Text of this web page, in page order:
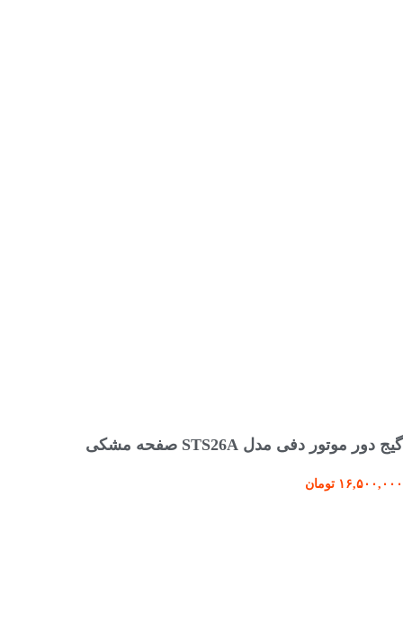
گیج دور موتور دفی مدل STS26A صفحه مشکی
۱۶,۵۰۰,۰۰۰ تومان